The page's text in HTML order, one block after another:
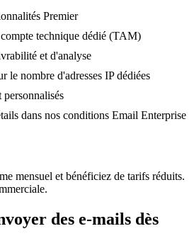
Premier
technique dédié (TAM)
et d'analyse
le nombre d'adresses IP dédiées
personnalisés
dans nos conditions Email Enterprise
mensuel et bénéficiez de tarifs réduits.
des e-mails dès